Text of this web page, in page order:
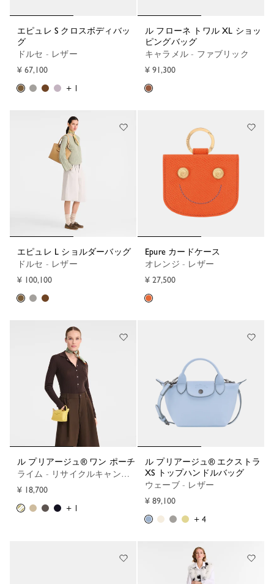
エピュレ S クロスボディバッ
グ
ドルセ - レザー
¥ 67,100
+ 1
ル フローネ トワル XL ショッ
ピングバッグ
キャラメル - ファブリック
¥ 91,300
エピュレ L ショルダーバッグ
ドルセ - レザー
¥ 100,100
Epure カードケース
オレンジ - レザー
¥ 27,500
ル プリアージュ® ワン ポーチ
ライム - リサイクルキャンバス
¥ 18,700
+ 1
ル プリアージュ® エクストラ
XS トップハンドルバッグ
ウェーブ - レザー
¥ 89,100
+ 4